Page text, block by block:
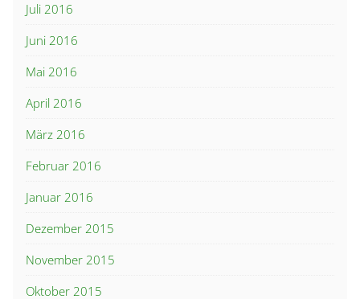
Juli 2016
Juni 2016
Mai 2016
April 2016
März 2016
Februar 2016
Januar 2016
Dezember 2015
November 2015
Oktober 2015